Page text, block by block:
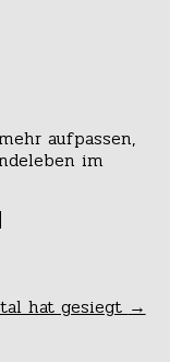
aufpassen,
im
hat gesiegt →